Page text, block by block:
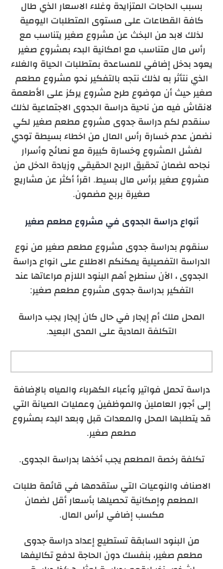
بسبب الحاجات المتزايدة وغلاء الاسعار الذي طال
كافة القطاعات على مستوى المتطلبات اليومية
لذلك لابد من البخث عن مشروع صغير يتناسب مع
رأس مال متناسب مع امكانية البدء بمشروع صغير
يعود بدخل إضافي للمساعدة بمتطلبات الحياة والغلاء
الذي نتأثر به لذلك نتجه بالتفكير نحو مشروع مطعم
صغير حيث أن موضوع طرح مشروع يركز على الأطعمة
لانقاش فيه من ناحية دراسة الجدوى الاجتماعية لذلك
سنقدم لكم دراسة جدوى مشروع مطعم صغير لكي
نضمن عدم خسارة رأس المال من اخطاء بسيطة تودي
لفشل المشروع وخسارة كبيرة مع نصائح وأسرار
نجاحه لضمان تحقيق الربح الحقيقي وزيادة الدخل من
مشروع صغير برأس مال بسيط. اقرأ أكثر عن مشاريع
صغيرة بربح مضمون.
أنواع دراسة الجدوى في مشروع مطعم صغير
سنقوم بدراسة جدوى مشروع مطعم صغير من نوع
الدراسة التفصيلية يمكنكم الاطلاع على انواع دراسة
الجدوى ، الآن سنطرح أهم البنود اللازم مراعاتها عند
التفكير بدراسة جدوى مشروع مطعم صغير:
المحل ملك أم إيجار في حال كان إيجار يجب دراسة
التكلفة المادية على المدى البعيد.
دراسة تحمل فواتير وأعباء الكهرباء والمياه بالإضافة
إلى أجور العاملين والموظفين وعمليات الصيانة التي
قد يتطلبها المحل والمعدات قبل وبعد البدء بمشروع
مطعم صغير.
تكلفة رخصة المطعم يجب أخذها بدراسة الجدوى.
الاصناف والنوعيات التي ستقدمها في قائمة طلبات
المطعم وإمكانية تحصيلها بأسعار أقل لضمان
مكسب إضافي لرأس المال.
من البنود السابقة تستطيع إعداد دراسة جدوى
مطعم صغير، بنفسك دون الحاجة لدفع تكاليفها